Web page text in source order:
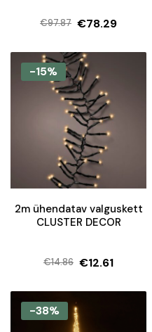
€97.87
Algne
hind
oli:
€97.87.
€78.29
Current
price
is:
€78.29.
-15%
2m ühendatav valguskett
CLUSTER DECOR
€14.86
Algne
hind
oli:
€14.86.
€12.61
Current
price
is:
€12.61.
-38%